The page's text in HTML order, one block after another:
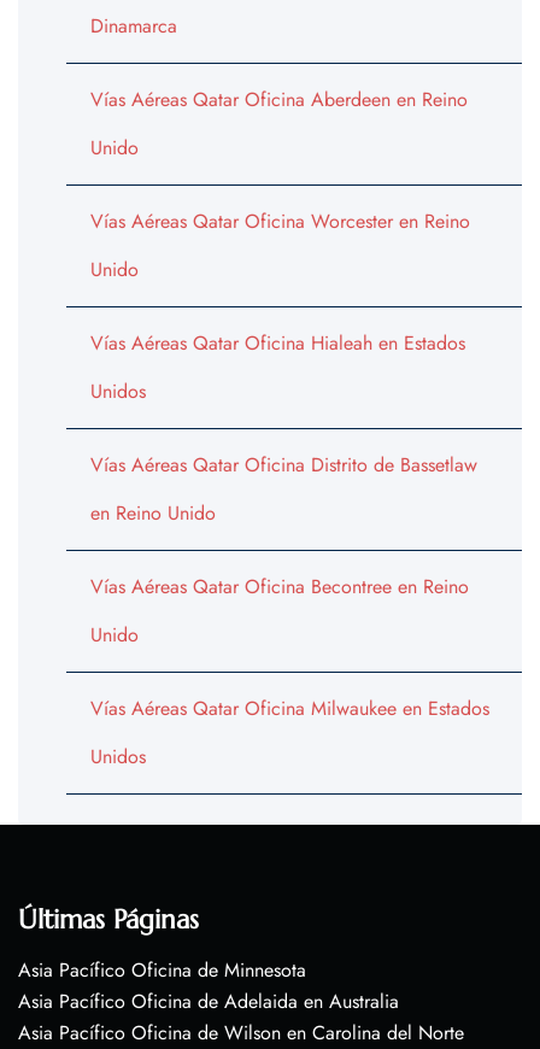
Dinamarca
Vías Aéreas Qatar Oficina Aberdeen en Reino
Unido
Vías Aéreas Qatar Oficina Worcester en Reino
Unido
Vías Aéreas Qatar Oficina Hialeah en Estados
Unidos
Vías Aéreas Qatar Oficina Distrito de Bassetlaw
en Reino Unido
Vías Aéreas Qatar Oficina Becontree en Reino
Unido
Vías Aéreas Qatar Oficina Milwaukee en Estados
Unidos
Últimas Páginas
Asia Pacífico Oficina de Minnesota
Asia Pacífico Oficina de Adelaida en Australia
Asia Pacífico Oficina de Wilson en Carolina del Norte